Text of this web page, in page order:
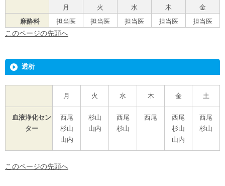
月 火 水 木
金
麻酔科
担当医 担当医 担当医 担当医
担当医
このページの先頭へ
透析
月 火 水 木 金 土
血液浄化セン
ター
西尾
杉山
山内
杉山
山内
西尾
杉山
西尾
西尾
杉山
山内
西尾
杉山
このページの先頭へ